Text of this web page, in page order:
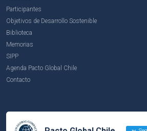
Participantes
Objetivos de Desarrollo Sostenible
Biblioteca
Memorias
SIPP
Agenda Pacto Global Chile
Contacto